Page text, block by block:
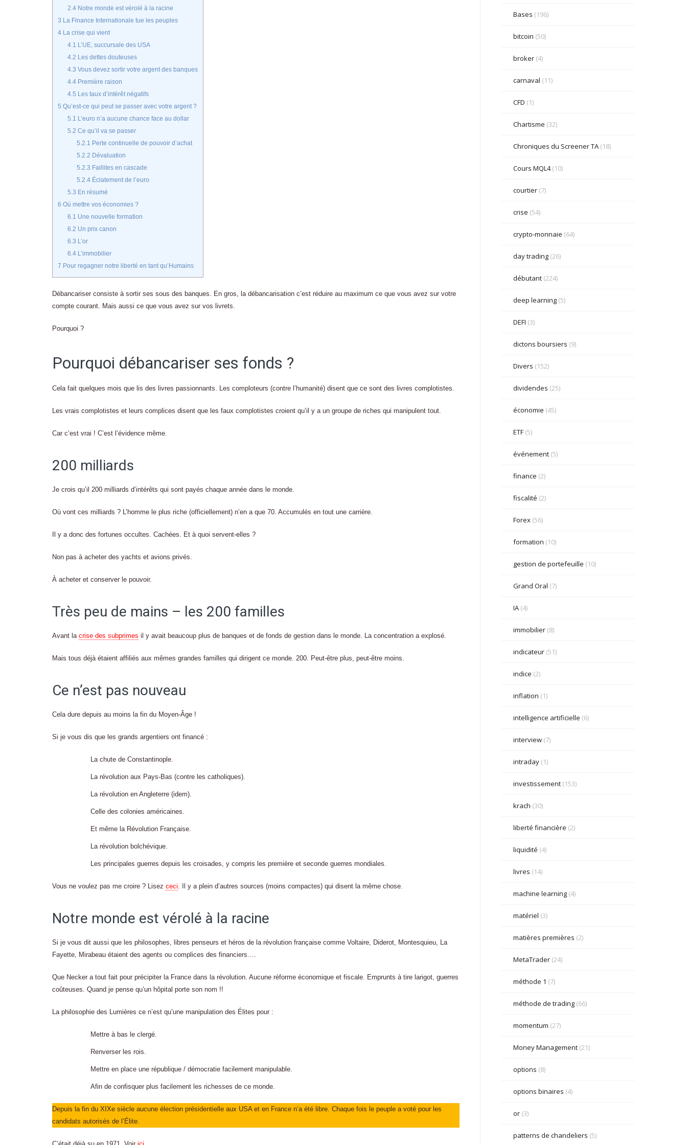
2.4Notre monde est vérolé à la racine
3 La Finance Internationale tue les peuples
4 La crise qui vient
4.1 L’UE, succursale des USA
4.2 Les dettes douteuses
4.3 Vous devez sortir votre argent des banques
4.4Première raison
4.5 Les taux d’intérêt négatifs
5 Qu’est-ce qui peut se passer avec votre argent ?
5.1 L’euro n’a aucune chance face au dollar
5.2 Ce qu’il va se passer
5.2.1 Perte continuelle de pouvoir d’achat
5.2.2 Dévaluation
5.2.3 Faillites en cascade
5.2.4 Éclatement de l’euro
5.3 En résumé
6 Où mettre vos économies ?
6.1 Une nouvelle formation
6.2 Un prix canon
6.3 L’or
6.4L’immobilier
7 Pour regagner notre liberté en tant qu’Humains
Débancariser consiste à sortir ses sous des banques. En gros, la débancarisation c’est réduire au maximum ce que vous avez sur votre
compte courant. Mais aussi ce que vous avez sur vos livrets.
Pourquoi ?
Pourquoi débancariser ses fonds ?
Cela fait quelques mois que lis des livres passionnants. Les comploteurs (contre l’humanité) disent que ce sont des livres complotistes.
Les vrais complotistes et leurs complices disent que les faux complotistes croient qu’il y a un groupe de riches qui manipulent tout.
Car c’est vrai ! C’est l’évidence même.
200 milliards
Je crois qu’il 200 milliards d’intérêts qui sont payés chaque année dans le monde.
Où vont ces milliards ? L’homme le plus riche (officiellement) n’en a que 70. Accumulés en tout une carrière.
Il y a donc des fortunes occultes. Cachées. Et à quoi servent-elles ?
Non pas à acheter des yachts et avions privés.
À acheter et conserver le pouvoir.
Très peu de mains – les 200 familles
Avant la crise des subprimes il y avait beaucoup plus de banques et de fonds de gestion dans le monde. La concentration a explosé.
Mais tous déjà étaient affiliés aux mêmes grandes familles qui dirigent ce monde. 200. Peut-être plus, peut-être moins.
Ce n’est pas nouveau
Cela dure depuis au moins la fin du Moyen-Âge !
Si je vous dis que les grands argentiers ont financé :
La chute de Constantinople.
La révolution aux Pays-Bas (contre les catholiques).
La révolution en Angleterre (idem).
Celle des colonies américaines.
Et même la Révolution Française.
La révolution bolchévique.
Les principales guerres depuis les croisades, y compris les première et seconde guerres mondiales.
Vous ne voulez pas me croire ? Lisez ceci. Il y a plein d’autres sources (moins compactes) qui disent la même chose.
Notre monde est vérolé à la racine
Si je vous dit aussi que les philosophes, libres penseurs et héros de la révolution française comme Voltaire, Diderot, Montesquieu, La
Fayette, Mirabeau étaient des agents ou complices des financiers….
Que Necker a tout fait pour précipiter la France dans la révolution. Aucune réforme économique et fiscale. Emprunts à tire larigot, guerres
coûteuses. Quand je pense qu’un hôpital porte son nom !!
La philosophie des Lumières ce n’est qu’une manipulation des Élites pour :
Mettre à bas le clergé.
Renverser les rois.
Mettre en place une république / démocratie facilement manipulable.
Afin de confisquer plus facilement les richesses de ce monde.
Depuis la fin du XIXe siècle aucune élection présidentielle aux USA et en France n’a été libre. Chaque fois le peuple a voté pour les
candidats autorisés de l’Élite.
Bases (196)
bitcoin (50)
broker(4)
carnaval (11)
CFD (1)
Chartisme (32)
Chroniques du Screener TA(18)
Cours MQL4(10)
courtier(7)
crise (54)
crypto-monnaie (64)
day trading(26)
débutant(224)
deep learning(5)
DEFI (3)
dictons boursiers (9)
Divers (152)
dividendes (25)
économie (45)
ETF(5)
événement(5)
finance (2)
fiscalité (2)
Forex(56)
formation (10)
gestion de portefeuille (10)
Grand Oral (7)
IA(4)
immobilier(8)
indicateur(51)
indice (2)
inflation (1)
intelligence artificielle (6)
interview(7)
intraday(1)
investissement(153)
krach (30)
liberté financière (2)
liquidité (4)
livres (14)
machine learning(4)
matériel (3)
matières premières (2)
MetaTrader(24)
méthode 1 (7)
méthode de trading(66)
momentum (27)
Money Management(21)
options (8)
options binaires (4)
or(3)
patterns de chandeliers (5)